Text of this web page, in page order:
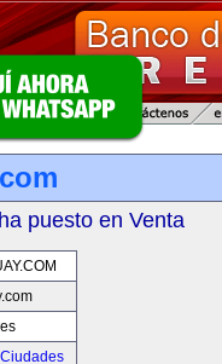
puesto en Venta